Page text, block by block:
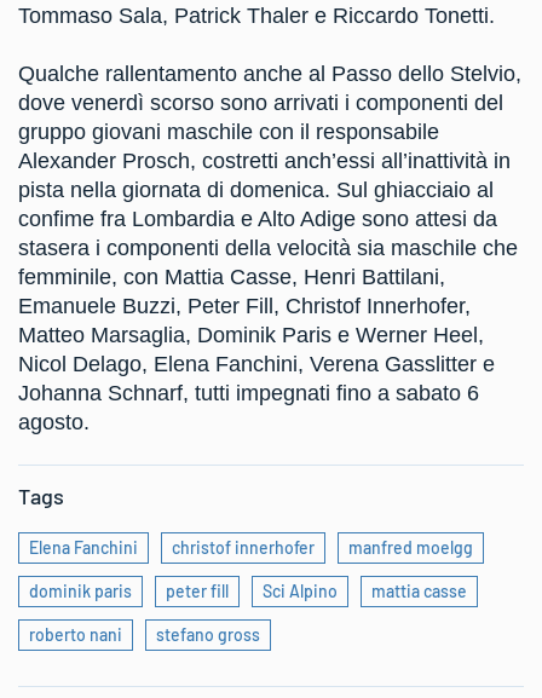
Tommaso Sala, Patrick Thaler e Riccardo Tonetti.
Qualche rallentamento anche al Passo dello Stelvio,
dove venerdì scorso sono arrivati i componenti del
gruppo giovani maschile con il responsabile
Alexander Prosch, costretti anch’essi all’inattività in
pista nella giornata di domenica. Sul ghiacciaio al
confime fra Lombardia e Alto Adige sono attesi da
stasera i componenti della velocità sia maschile che
femminile, con Mattia Casse, Henri Battilani,
Emanuele Buzzi, Peter Fill, Christof Innerhofer,
Matteo Marsaglia, Dominik Paris e Werner Heel,
Nicol Delago, Elena Fanchini, Verena Gasslitter e
Johanna Schnarf, tutti impegnati fino a sabato 6
agosto.
Tags
Elena Fanchini christof innerhofer manfred moelgg
dominik paris peter fill Sci Alpino mattia casse
roberto nani stefano gross